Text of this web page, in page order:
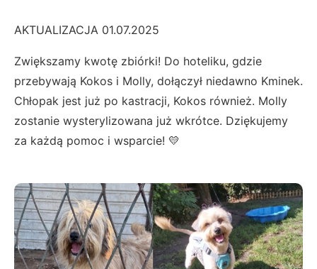
AKTUALIZACJA 01.07.2025
Zwiększamy kwotę zbiórki! Do hoteliku, gdzie
przebywają Kokos i Molly, dołączył niedawno Kminek.
Chłopak jest już po kastracji, Kokos również. Molly
zostanie wysterylizowana już wkrótce. Dziękujemy
za każdą pomoc i wsparcie! 💛